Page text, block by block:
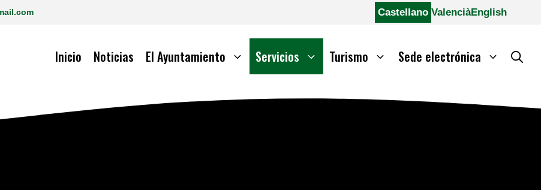
Castellano ValenciàEnglish
Inicio Noticias El Ayuntamiento Servicios Turismo Sede electrónica